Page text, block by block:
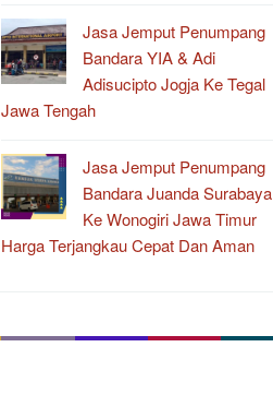
Jasa Jemput Penumpang
Bandara YIA & Adi
Adisucipto Jogja Ke Tegal
Jawa Tengah
Jasa Jemput Penumpang
Bandara Juanda Surabaya
Ke Wonogiri Jawa Timur
Harga Terjangkau Cepat Dan Aman